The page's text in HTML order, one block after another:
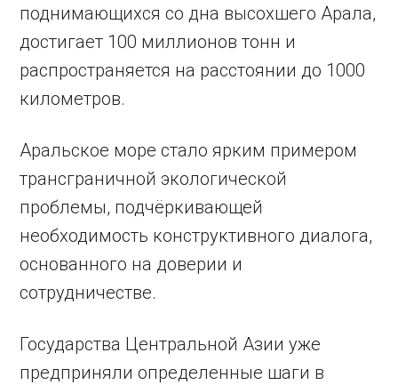
поднимающихся со дна высохшего Арала,
достигает 100 миллионов тонн и
распространяется на расстоянии до 1000
километров.
Аральское море стало ярким примером
трансграничной экологической
проблемы, подчёркивающей
необходимость конструктивного диалога,
основанного на доверии и
сотрудничестве.
Государства Центральной Азии уже
предприняли определенные шаги в